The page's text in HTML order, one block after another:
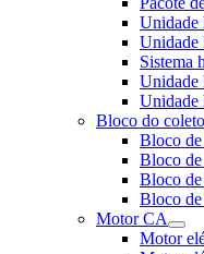
Unidade
Unidade
Sistema
Unidade
Unidade
Bloco do
Bloco de
Bloco
Bloco
Bloco
Motor CA
Motor